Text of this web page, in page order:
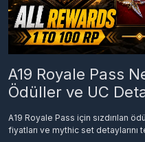
A19 Royale Pass
Ödüller ve UC
A19 Royale Pass için sızdırılan
fiyatları ve mythic set detaylarını